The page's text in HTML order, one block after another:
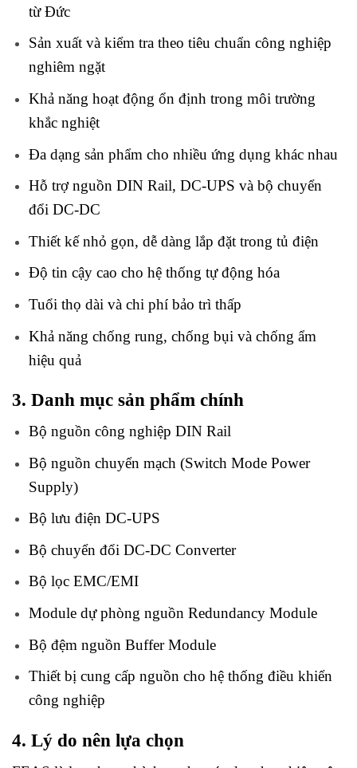
từ Đức
Sản xuất và kiểm tra theo tiêu chuẩn công nghiệp
nghiêm ngặt
Khả năng hoạt động ổn định trong môi trường
khắc nghiệt
Đa dạng sản phẩm cho nhiều ứng dụng khác nhau
Hỗ trợ nguồn DIN Rail, DC-UPS và bộ chuyển
đổi DC-DC
Thiết kế nhỏ gọn, dễ dàng lắp đặt trong tủ điện
Độ tin cậy cao cho hệ thống tự động hóa
Tuổi thọ dài và chi phí bảo trì thấp
Khả năng chống rung, chống bụi và chống ẩm
hiệu quả
3. Danh mục sản phẩm chính
Bộ nguồn công nghiệp DIN Rail
Bộ nguồn chuyển mạch (Switch Mode Power
Supply)
Bộ lưu điện DC-UPS
Bộ chuyển đổi DC-DC Converter
Bộ lọc EMC/EMI
Module dự phòng nguồn Redundancy Module
Bộ đệm nguồn Buffer Module
Thiết bị cung cấp nguồn cho hệ thống điều khiển
công nghiệp
4. Lý do nên lựa chọn